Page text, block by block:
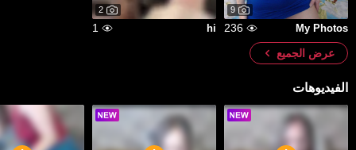
9
My Photos
236
2
hi
1
عرض الجميع
الفيديوهات